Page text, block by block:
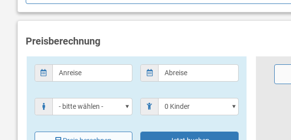
Preisberechnung